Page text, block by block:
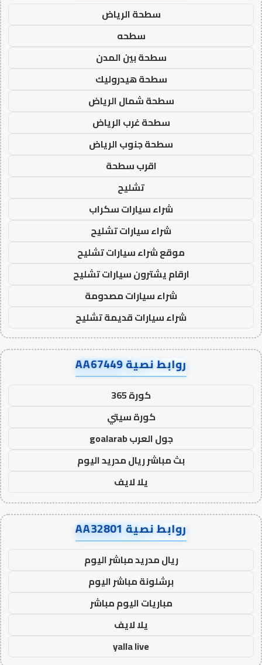
سطحة الرياض
سطحه
سطحة بين المدن
سطحة هيدروليك
سطحة شمال الرياض
سطحة غرب الرياض
سطحة جنوب الرياض
اقرب سطحة
تشليح
شراء سيارات سكراب
شراء سيارات تشليح
موقع شراء سيارات تشليح
ارقام يشترون سيارات تشليح
شراء سيارات مصدومة
شراء سيارات قديمة تشليح
روابط نصية AA67449
كورة 365
كورة سيتي
جول العرب goalarab
بث مباشر ريال مدريد اليوم
يلا لايف
روابط نصية AA32801
ريال مدريد مباشر اليوم
برشلونة مباشر اليوم
مباريات اليوم مباشر
يلا لايف
yalla live